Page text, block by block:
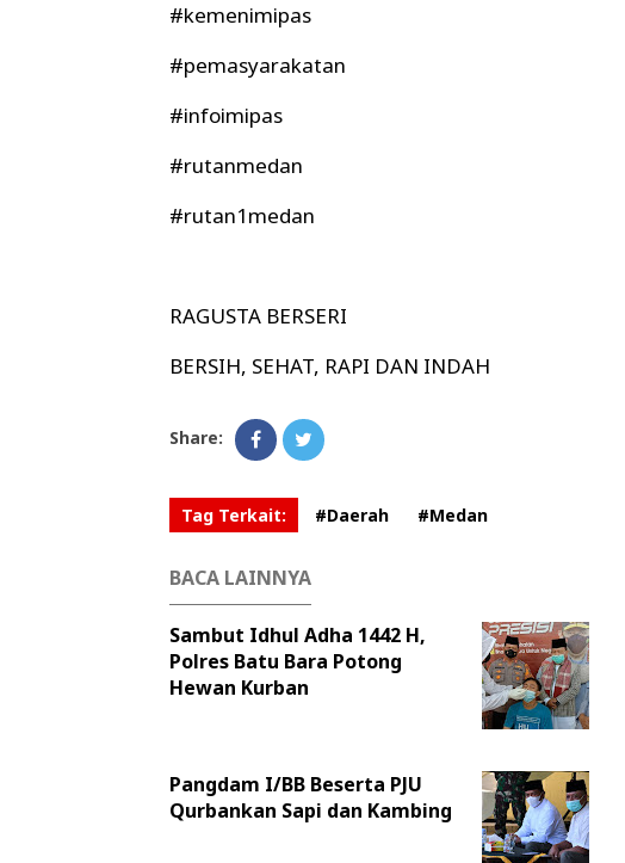
#kemenimipas
#pemasyarakatan
#infoimipas
#rutanmedan
#rutan1medan
RAGUSTA BERSERI
BERSIH, SEHAT, RAPI DAN INDAH
Share:
Tag Terkait: #Daerah #Medan
BACA LAINNYA
Sambut Idhul Adha 1442 H,
Polres Batu Bara Potong
Hewan Kurban
Pangdam I/BB Beserta PJU
Qurbankan Sapi dan Kambing